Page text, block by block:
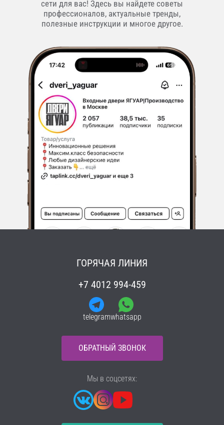
сети для вас! Здесь вы найдете советы
профессионалов, актуальные тренды,
полезные инструкции и многое другое.
ГОРЯЧАЯ ЛИНИЯ
+7 4012 994-459
telegramwhatsapp
ОБРАТНЫЙ ЗВОНОК
Мы в соцсетях: